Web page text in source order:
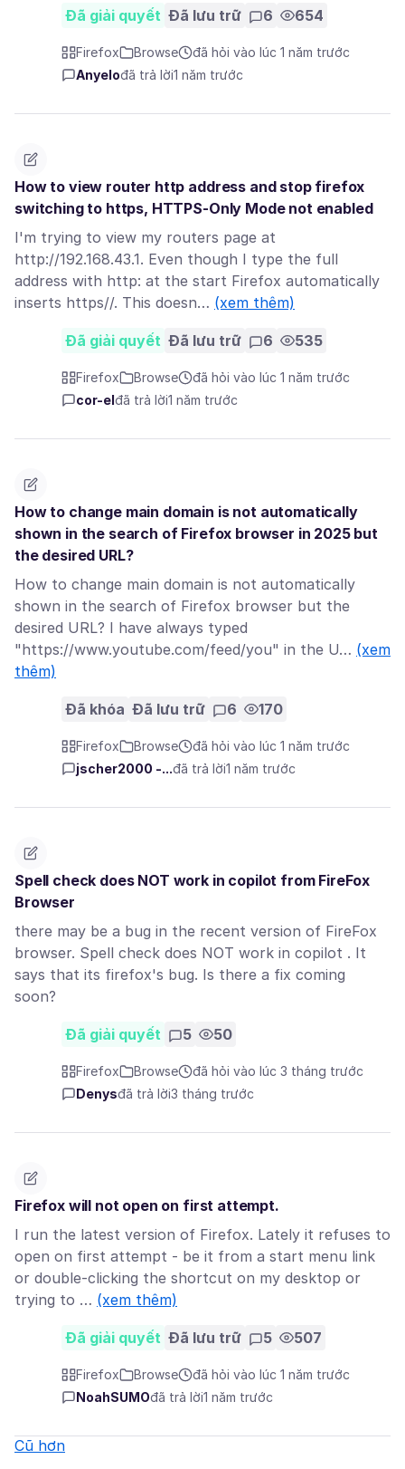
Đã giải quyết Đã lưu trữ 6 654
Firefox Browse
đã hỏi vào lúc 1 năm trước
Anyelođã trả lời1 năm trước
How to view router http address and stop firefox
switching to https, HTTPS-Only Mode not enabled
I'm trying to view my routers page at
http://192.168.43.1. Even though I type the full
address with http: at the start Firefox automatically
inserts https//. This doesn… (xem thêm)
Đã giải quyết Đã lưu trữ 6 535
Firefox Browse
đã hỏi vào lúc 1 năm trước
cor-el đã trả lời1 năm trước
How to change main domain is not automatically
shown in the search of Firefox browser in 2025 but
the desired URL?
How to change main domain is not automatically
shown in the search of Firefox browser but the
desired URL? I have always typed
"https://www.youtube.com/feed/you" in the U… (xem
thêm)
Đã khóa Đã lưu trữ 6 170
Firefox Browse
đã hỏi vào lúc 1 năm trước
jscher2000 -...đã trả lời1 năm trước
Spell check does NOT work in copilot from FireFox
Browser
there may be a bug in the recent version of FireFox
browser. Spell check does NOT work in copilot . It
says that its firefox's bug. Is there a fix coming
soon?
Đã giải quyết 5 50
Firefox Browse
đã hỏi vào lúc 3 tháng trước
Denysđã trả lời3 tháng trước
Firefox will not open on first attempt.
I run the latest version of Firefox. Lately it refuses to
open on first attempt - be it from a start menu link
or double-clicking the shortcut on my desktop or
trying to … (xem thêm)
Đã giải quyết Đã lưu trữ 5 507
Firefox Browse
đã hỏi vào lúc 1 năm trước
NoahSUMOđã trả lời1 năm trước
Cũ hơn